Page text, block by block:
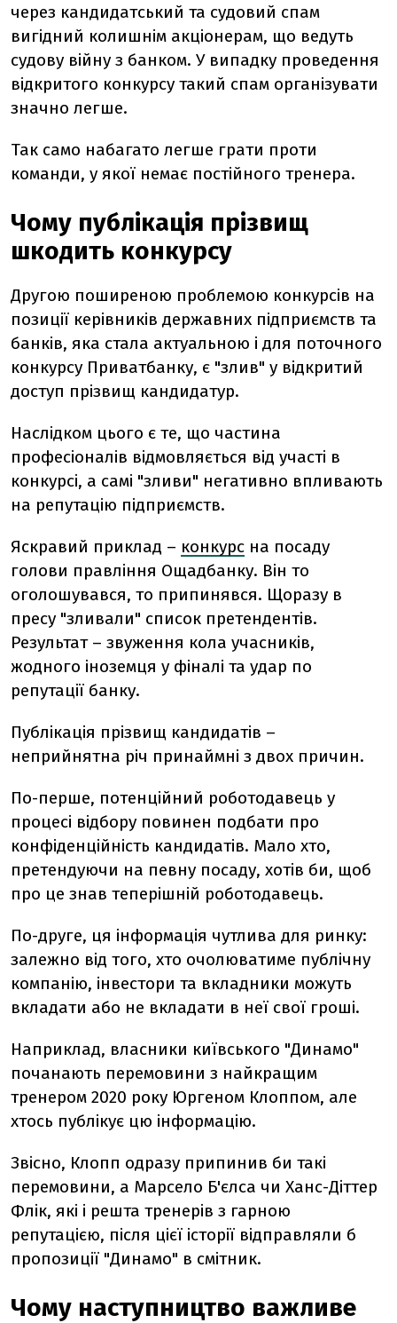
через кандидатський та судовий спам
вигідний колишнім акціонерам, що ведуть
судову війну з банком. У випадку проведення
відкритого конкурсу такий спам організувати
значно легше.
Так само набагато легше грати проти
команди, у якої немає постійного тренера.
Чому публікація прізвищ
шкодить конкурсу
Другою поширеною проблемою конкурсів на
позиції керівників державних підприємств та
банків, яка стала актуальною і для поточного
конкурсу Приватбанку, є "злив" у відкритий
доступ прізвищ кандидатур.
Наслідком цього є те, що частина
професіоналів відмовляється від участі в
конкурсі, а самі "зливи" негативно впливають
на репутацію підприємств.
Яскравий приклад – конкурс на посаду
голови правління Ощадбанку. Він то
оголошувався, то припинявся. Щоразу в
пресу "зливали" список претендентів.
Результат – звуження кола учасників,
жодного іноземця у фіналі та удар по
репутації банку.
Публікація прізвищ кандидатів –
неприйнятна річ принаймні з двох причин.
По-перше, потенційний роботодавець у
процесі відбору повинен подбати про
конфіденційність кандидатів. Мало хто,
претендуючи на певну посаду, хотів би, щоб
про це знав теперішній роботодавець.
По-друге, ця інформація чутлива для ринку:
залежно від того, хто очолюватиме публічну
компанію, інвестори та вкладники можуть
вкладати або не вкладати в неї свої гроші.
Наприклад, власники київського "Динамо"
почанають перемовини з найкращим
тренером 2020 року Юргеном Клоппом, але
хтось публікує цю інформацію.
Звісно, Клопп одразу припинив би такі
перемовини, а Марсело Б'єлса чи Ханс-Діттер
Флік, які і решта тренерів з гарною
репутацією, після цієї історії відправляли б
пропозиції "Динамо" в смітник.
Чому наступництво важливе